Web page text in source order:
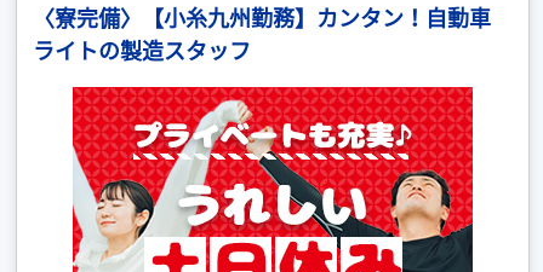
〈寮完備〉【小糸九州勤務】カンタン！自動車
ライトの製造スタッフ